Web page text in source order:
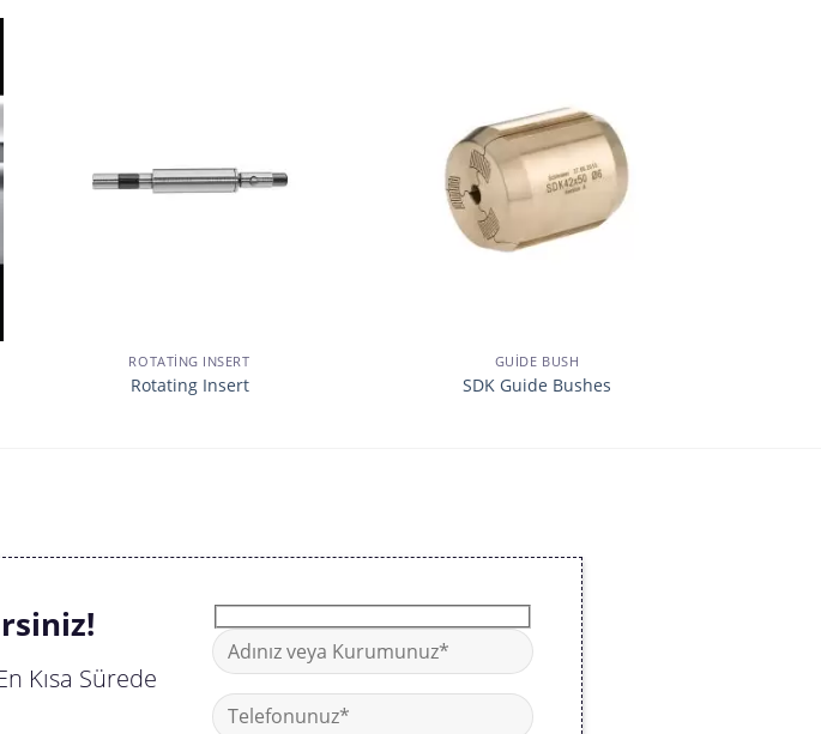
ROTATING INSERT
Rotating Insert
GUİDE BUSH
SDK Guide Bushes
Kısa Sürede